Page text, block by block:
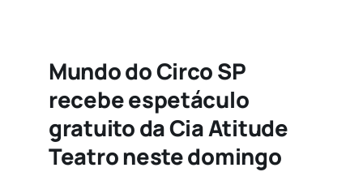
Mundo do Circo SP
recebe espetáculo
gratuito da Cia Atitude
Teatro neste domingo